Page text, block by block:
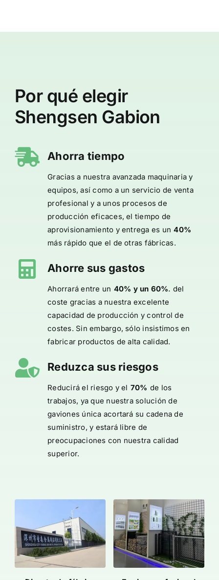
Por qué elegir
Shengsen Gabion
Ahorra tiempo
Gracias a nuestra avanzada maquinaria y
equipos, así como a un servicio de venta
profesional y a unos procesos de
producción eficaces, el tiempo de
aprovisionamiento y entrega es un 40%
más rápido que el de otras fábricas.
Ahorre sus gastos
Ahorrará entre un 40% y un 60%. del
coste gracias a nuestra excelente
capacidad de producción y control de
costes. Sin embargo, sólo insistimos en
fabricar productos de alta calidad.
Reduzca sus riesgos
Reducirá el riesgo y el 70% de los
trabajos, ya que nuestra solución de
gaviones única acortará su cadena de
suministro, y estará libre de
preocupaciones con nuestra calidad
superior.